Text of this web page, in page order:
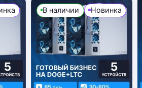
В наличии Новинка